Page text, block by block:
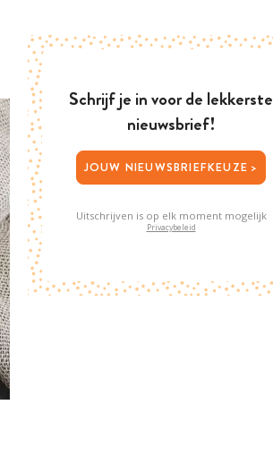
Schrijf je in voor de lekkerste
nieuwsbrief!
JOUW NIEUWSBRIEFKEUZE >
Uitschrijven is op elk moment mogelijk
Privacybeleid